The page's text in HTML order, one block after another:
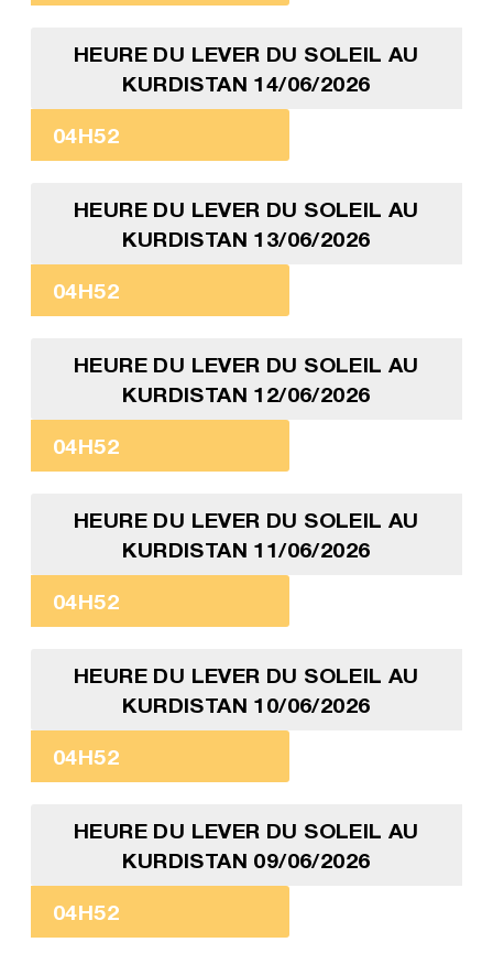
HEURE DU LEVER DU SOLEIL AU
KURDISTAN 14/06/2026
04H52
HEURE DU LEVER DU SOLEIL AU
KURDISTAN 13/06/2026
04H52
HEURE DU LEVER DU SOLEIL AU
KURDISTAN 12/06/2026
04H52
HEURE DU LEVER DU SOLEIL AU
KURDISTAN 11/06/2026
04H52
HEURE DU LEVER DU SOLEIL AU
KURDISTAN 10/06/2026
04H52
HEURE DU LEVER DU SOLEIL AU
KURDISTAN 09/06/2026
04H52